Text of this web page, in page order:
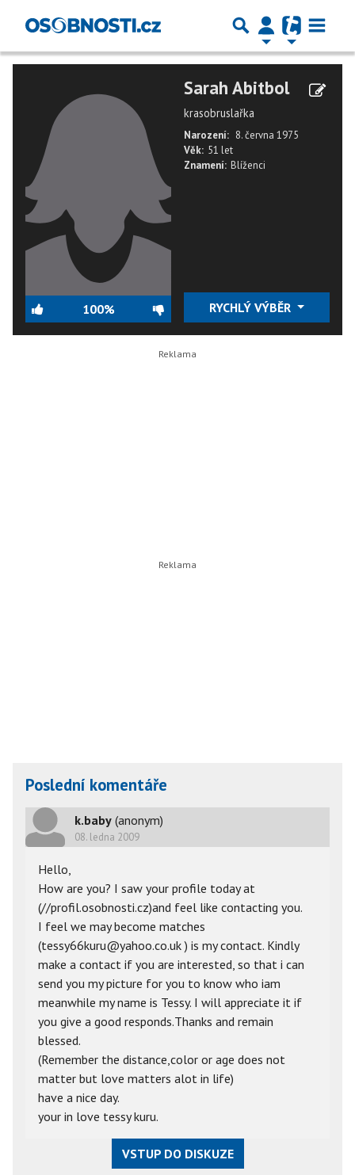
100%
Sarah Abitbol
krasobruslařka
Narození: 8. června 1975
Věk: 51 let
Znamení: Blíženci
RYCHLÝ VÝBĚR
Poslední komentáře
k.baby (anonym)
08. ledna 2009
Hello,
How are you? I saw your profile today at
(//profil.osobnosti.cz)and feel like contacting you.
I feel we may become matches
(tessy66kuru@yahoo.co.uk ) is my contact. Kindly
make a contact if you are interested, so that i can
send you my picture for you to know who iam
meanwhile my name is Tessy. I will appreciate it if
you give a good responds.Thanks and remain
blessed.
(Remember the distance,color or age does not
matter but love matters alot in life)
have a nice day.
your in love tessy kuru.
VSTUP DO DISKUZE